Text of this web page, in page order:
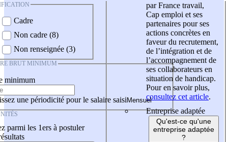
Cadre
Non cadre (8)
Non renseignée (3)
BRUT MINIMUM
minimum
une périodicité pour le salaire saisi
parmi les 1ers à postuler
par France travail,
Cap emploi et ses
partenaires pour ses
actions concrètes en
faveur du recrutement,
de l’intégration et de
l’accompagnement de
ses collaborateurs en
situation de handicap.
Pour en savoir plus,
consultez cet article.
Entreprise adaptée
Qu'est-ce qu'une
entreprise adaptée
?